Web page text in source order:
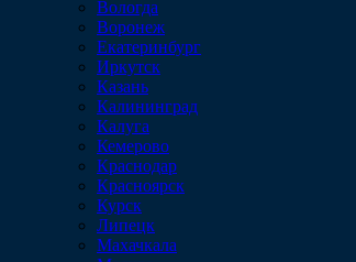
Вологда
Воронеж
Екатеринбург
Иркутск
Казань
Калининград
Калуга
Кемерово
Краснодар
Красноярск
Курск
Липецк
Махачкала